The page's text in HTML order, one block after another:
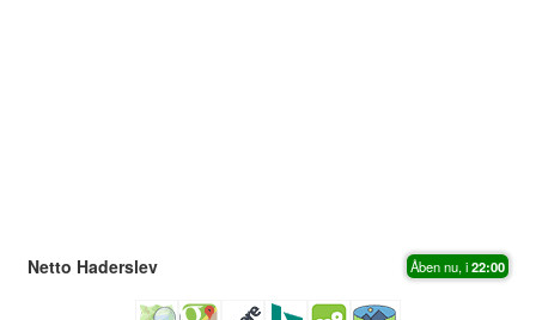
Netto Haderslev Åben nu, i22:00